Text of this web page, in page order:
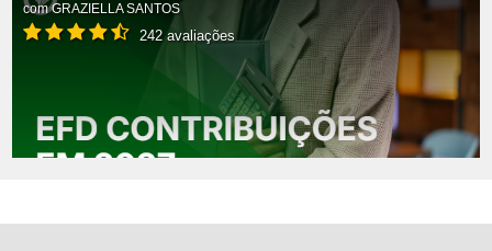
comGRAZIELLA SANTOS
242 avaliações